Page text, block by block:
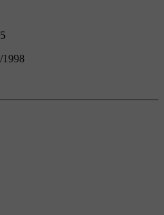
1998